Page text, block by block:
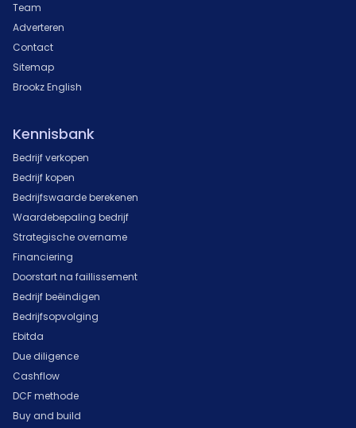
Team
Adverteren
Contact
Sitemap
Brookz English
Kennisbank
Bedrijf verkopen
Bedrijf kopen
Bedrijfswaarde berekenen
Waardebepaling bedrijf
Strategische overname
Financiering
Doorstart na faillissement
Bedrijf beëindigen
Bedrijfsopvolging
Ebitda
Due diligence
Cashflow
DCF methode
Buy and build